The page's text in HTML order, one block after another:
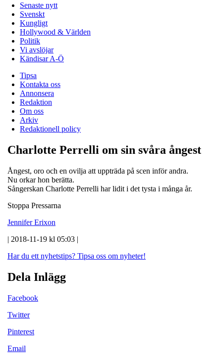
Senaste nytt
Svenskt
Kungligt
Hollywood & Världen
Politik
Vi avslöjar
Kändisar A-Ö
Tipsa
Kontakta oss
Annonsera
Redaktion
Om oss
Arkiv
Redaktionell policy
Charlotte Perrelli om sin svåra ångest
Ångest, oro och en ovilja att uppträda på scen inför andra.
Nu orkar hon berätta.
Sångerskan Charlotte Perrelli har lidit i det tysta i många år.
Stoppa Pressarna
Jennifer Erixon
| 2018-11-19 kl 05:03 |
Har du ett nyhetstips? Tipsa oss om nyheter!
Dela Inlägg
Facebook
Twitter
Pinterest
Email